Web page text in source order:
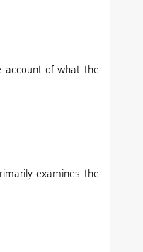
account of what the
examines the